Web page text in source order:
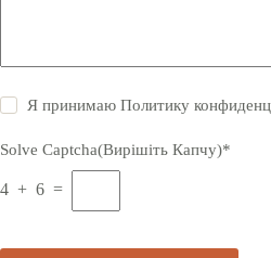
Я принимаюПолитику
Solve Captcha(Вирішіть Капчу)*
4 + 6 =